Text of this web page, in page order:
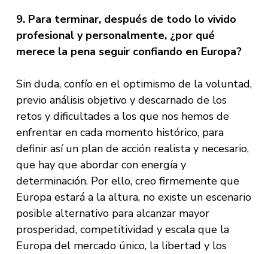
9. Para terminar, después de todo lo vivido
profesional y personalmente, ¿por qué
merece la pena seguir confiando en Europa?
Sin duda, confío en el optimismo de la voluntad,
previo análisis objetivo y descarnado de los
retos y dificultades a los que nos hemos de
enfrentar en cada momento histórico, para
definir así un plan de acción realista y necesario,
que hay que abordar con energía y
determinación. Por ello, creo firmemente que
Europa estará a la altura, no existe un escenario
posible alternativo para alcanzar mayor
prosperidad, competitividad y escala que la
Europa del mercado único, la libertad y los